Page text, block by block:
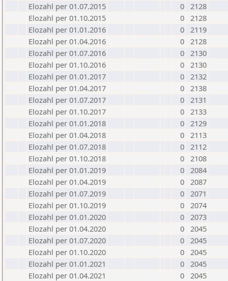
Elozahl per 01.07.2015
0 2128
Elozahl per 01.10.2015
0 2128
Elozahl per 01.01.2016
0 2119
Elozahl per 01.04.2016
0 2128
Elozahl per 01.07.2016
0 2130
Elozahl per 01.10.2016
0 2130
Elozahl per 01.01.2017
0 2132
Elozahl per 01.04.2017
0 2138
Elozahl per 01.07.2017
0 2131
Elozahl per 01.10.2017
0 2133
Elozahl per 01.01.2018
0 2129
Elozahl per 01.04.2018
0 2113
Elozahl per 01.07.2018
0 2112
Elozahl per 01.10.2018
0 2108
Elozahl per 01.01.2019
0 2084
Elozahl per 01.04.2019
0 2087
Elozahl per 01.07.2019
0 2071
Elozahl per 01.10.2019
0 2074
Elozahl per 01.01.2020
0 2073
Elozahl per 01.04.2020
0 2045
Elozahl per 01.07.2020
0 2045
Elozahl per 01.10.2020
0 2045
Elozahl per 01.01.2021
0 2045
Elozahl per 01.04.2021
0 2045